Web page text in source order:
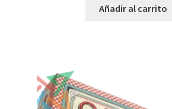
original
Añadir al carrito